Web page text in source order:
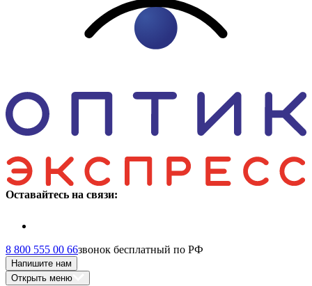
Оставайтесь на связи:
8 800 555 00 66звонок бесплатный по РФ
Напишите нам
Открыть меню